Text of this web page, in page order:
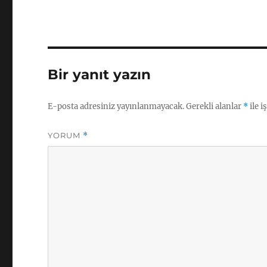
Bir yanıt yazın
E-posta adresiniz yayınlanmayacak.Gerekli alanlar *ile
YORUM *